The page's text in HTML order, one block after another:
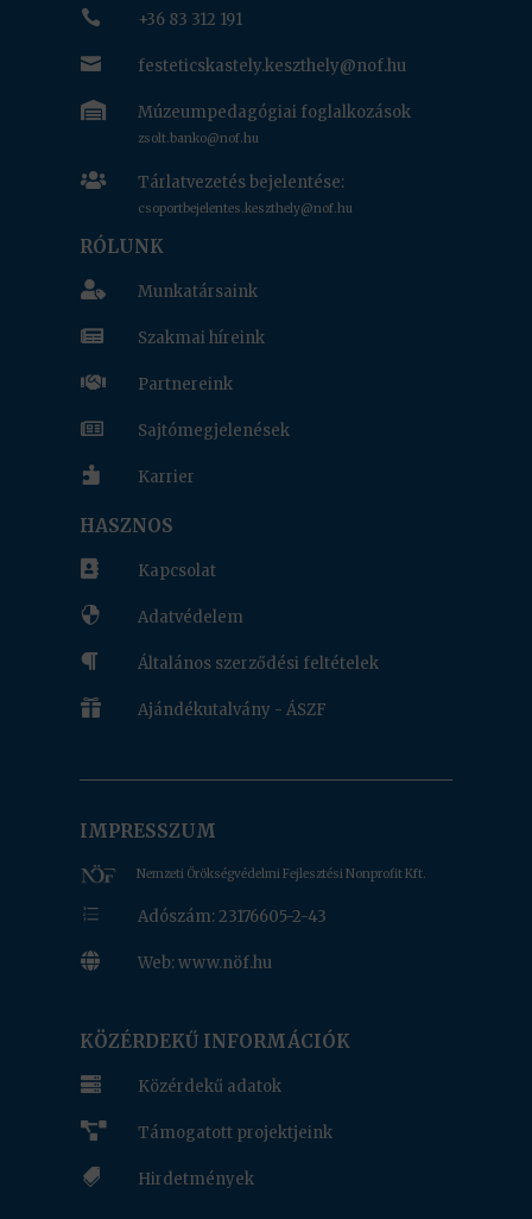
 +36 83 312 191
 festeticskastely.keszthely@nof.hu
 Múzeumpedagógiai foglalkozások
zsolt.banko@nof.hu
 Tárlatvezetés bejelentése:
csoportbejelentes.keszthely@nof.hu
RÓLUNK
 Munkatársaink
 Szakmai híreink
 Partnereink
 Sajtómegjelenések
 Karrier
HASZNOS
 Kapcsolat
 Adatvédelem
 Általános szerződési feltételek
 Ajándékutalvány - ÁSZF
IMPRESSZUM
Nemzeti Örökségvédelmi Fejlesztési Nonprofit Kft.
e Adószám: 23176605-2-43
 Web: www.nöf.hu
KÖZÉRDEKŰ INFORMÁCIÓK
 Közérdekű adatok
 Támogatott projektjeink
 Hirdetmények